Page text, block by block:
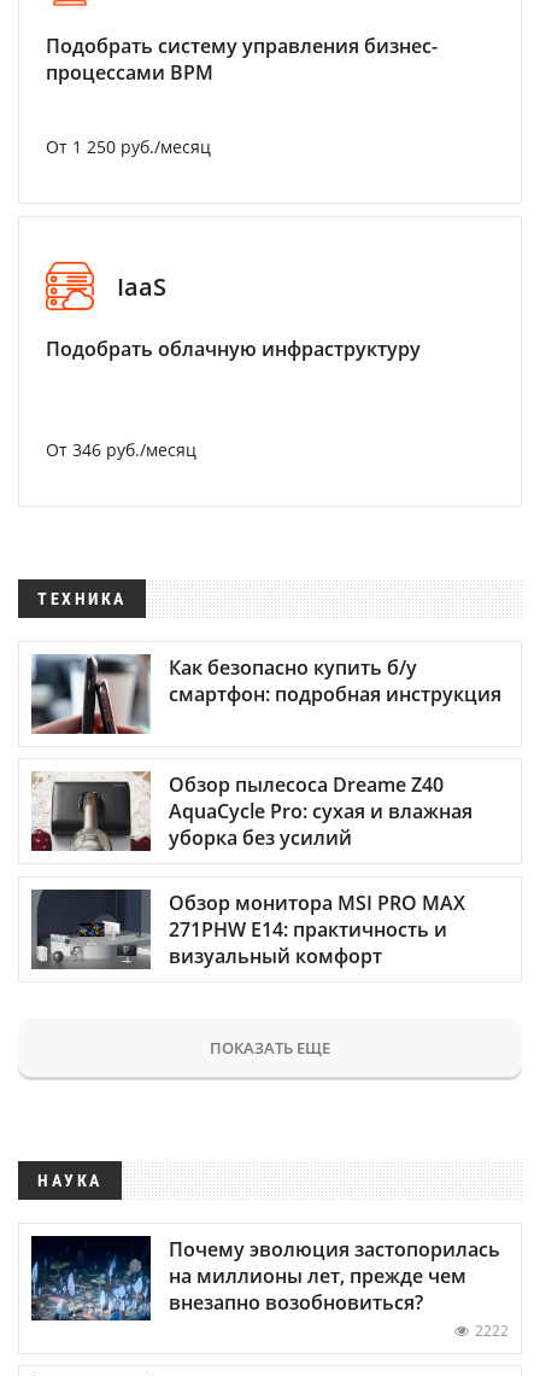
Подобрать систему управления бизнес-
процессами BPM
От 1 250 руб./месяц
IaaS
Подобрать облачную инфраструктуру
От 346 руб./месяц
ТЕХНИКА
Как безопасно купить б/у
смартфон: подробная инструкция
Обзор пылесоса Dreame Z40
AquaCycle Pro: сухая и влажная
уборка без усилий
Обзор монитора MSI PRO MAX
271PHW E14: практичность и
визуальный комфорт
ПОКАЗАТЬ ЕЩЕ
НАУКА
Почему эволюция застопорилась
на миллионы лет, прежде чем
внезапно возобновиться?
2222